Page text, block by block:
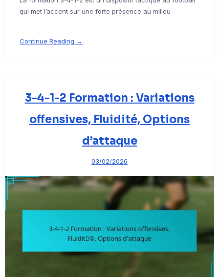
qui met l’accent sur une forte présence au milieu
Continue Reading →
3-4-1-2 Formation : Variations
offensives, Fluidité, Options
d’attaque
03/02/2026